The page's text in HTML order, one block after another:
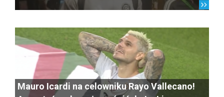
Mauro Icardi na celowniku Rayo Vallecano!